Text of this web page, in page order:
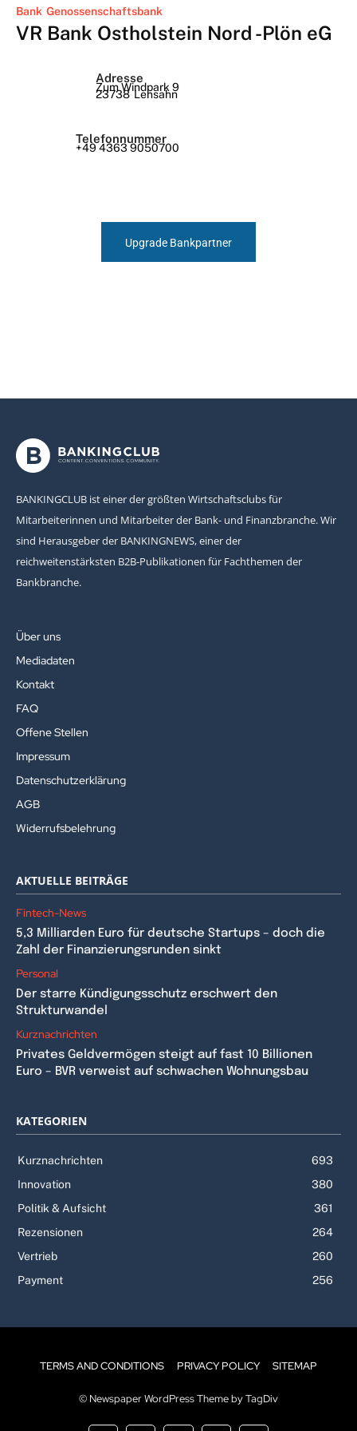
Bank Genossenschaftsbank
VR Bank Ostholstein Nord -Plön eG
Adresse
Zum Windpark 9
23738 Lensahn
Telefonnummer
+49 4363 9050700
Upgrade Bankpartner
BANKINGCLUB ist einer der größten Wirtschaftsclubs für
Mitarbeiterinnen und Mitarbeiter der Bank- und Finanzbranche. Wir
sind Herausgeber der BANKINGNEWS, einer der
reichweitenstärksten B2B-Publikationen für Fachthemen der
Bankbranche.
Über uns
Mediadaten
Kontakt
FAQ
Offene Stellen
Impressum
Datenschutzerklärung
AGB
Widerrufsbelehrung
AKTUELLE BEITRÄGE
Fintech-News
5,3 Milliarden Euro für deutsche Startups – doch die
Zahl der Finanzierungsrunden sinkt
Personal
Der starre Kündigungsschutz erschwert den
Strukturwandel
Kurznachrichten
Privates Geldvermögen steigt auf fast 10 Billionen
Euro – BVR verweist auf schwachen Wohnungsbau
KATEGORIEN
Kurznachrichten
693
Innovation
380
Politik & Aufsicht
361
Rezensionen
264
Vertrieb
260
Payment
256
TERMS AND CONDITIONS PRIVACY POLICY SITEMAP
© Newspaper WordPress Theme by TagDiv